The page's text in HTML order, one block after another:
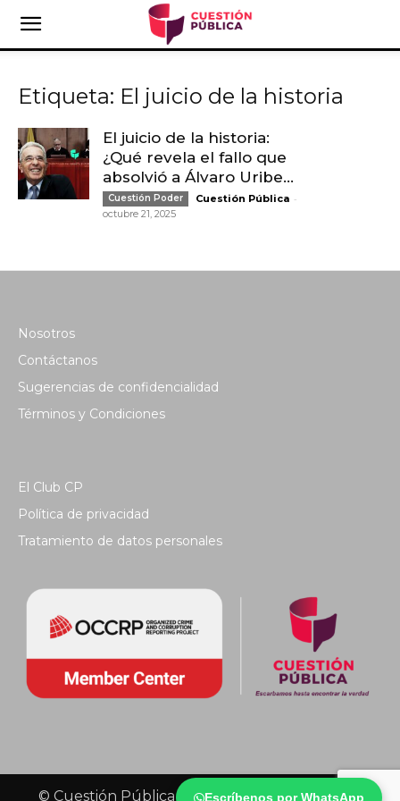
Escríbenos por WhatsApp
Etiqueta: El juicio de la historia
El juicio de la historia:
¿Qué revela el fallo que
absolvió a Álvaro Uribe...
Cuestión Poder Cuestión Pública -
octubre 21, 2025
Nosotros
Contáctanos
Sugerencias de confidencialidad
Términos y Condiciones
El Club CP
Política de privacidad
Tratamiento de datos personales
© Cuestión Pública 2018 - Todos los derechos